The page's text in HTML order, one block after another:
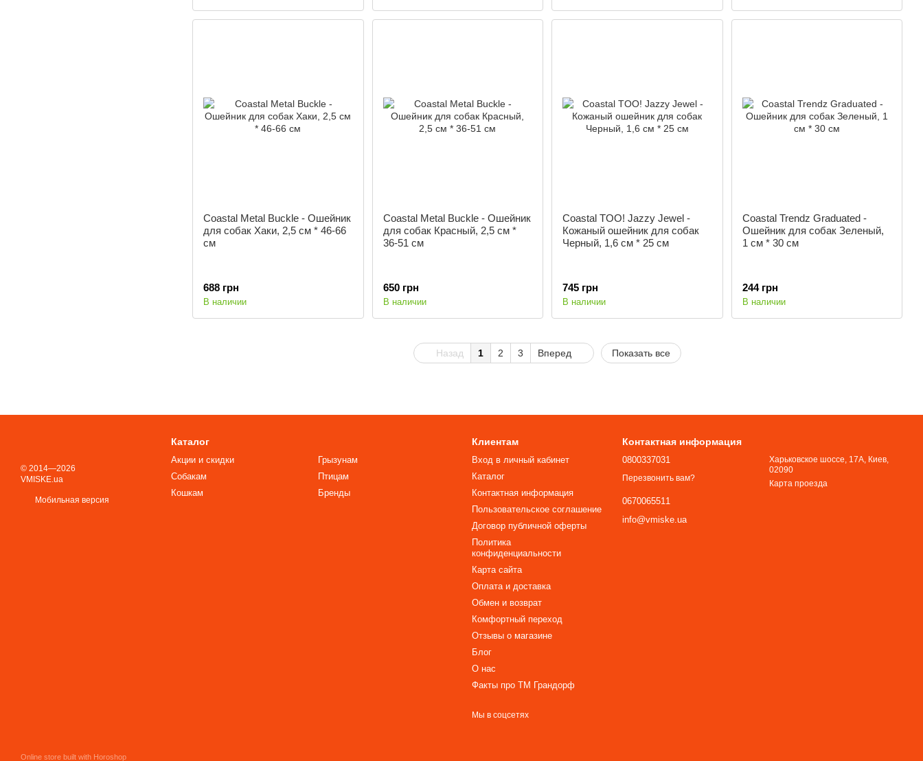
Coastal Metal Buckle - Ошейник
для собак Хаки, 2,5 см * 46-66
см
688 грн
В наличии
Coastal Metal Buckle - Ошейник
для собак Красный, 2,5 см *
36-51 cм
650 грн
В наличии
Coastal TOO! Jazzy Jewel -
Кожаный ошейник для собак
Черный, 1,6 см * 25 см
745 грн
В наличии
Coastal Trendz Graduated -
Ошейник для собак Зеленый,
1 см * 30 см
244 грн
В наличии
Назад 1 2 3 Вперед Показать все
© 2014—2026
VMISKE.ua
Мобильная версия
Online store built with Horoshop
Каталог
Акции и скидки
Собакам
Кошкам
Грызунам
Птицам
Бренды
Клиентам
Вход в личный кабинет
Каталог
Контактная информация
Пользовательское соглашение
Договор публичной оферты
Политика
конфиденциальности
Карта сайта
Оплата и доставка
Обмен и возврат
Комфортный переход
Отзывы о магазине
Блог
О нас
Факты про TM Грандорф
Мы в соцсетях
Контактная информация
0800337031
Перезвонить вам?
0670065511
info@vmiske.ua
Харьковское шоссе, 17А, Киев,
02090
Карта проезда